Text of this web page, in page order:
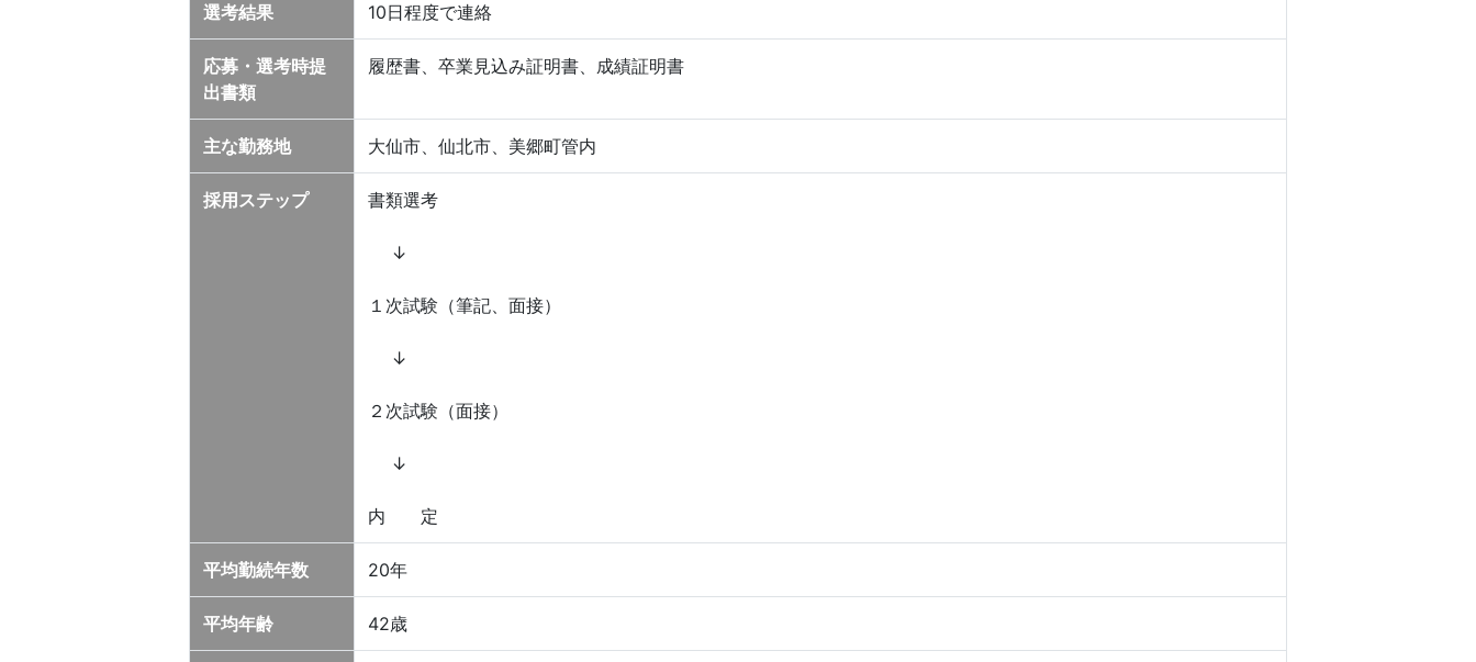
選考結果 10日程度で連絡
応募・選考時提
出書類
履歴書、卒業見込み証明書、成績証明書
主な勤務地 大仙市、仙北市、美郷町管内
採用ステップ 書類選考
↓
１次試験（筆記、面接）
↓
２次試験（面接）
↓
内 定
平均勤続年数 20年
平均年齢 42歳